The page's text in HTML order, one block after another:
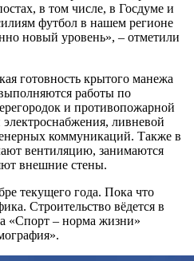
в том числе, в Госдуме и
футбол в нашем регионе
новый уровень», – отметили
готовность крытого манежа
работы по
и противопожарной
ливневой
коммуникаций. Также в
вентиляцию, занимаются
внешние стены.
текущего года. Пока что
Строительство вёдется в
«Спорт – норма жизни»